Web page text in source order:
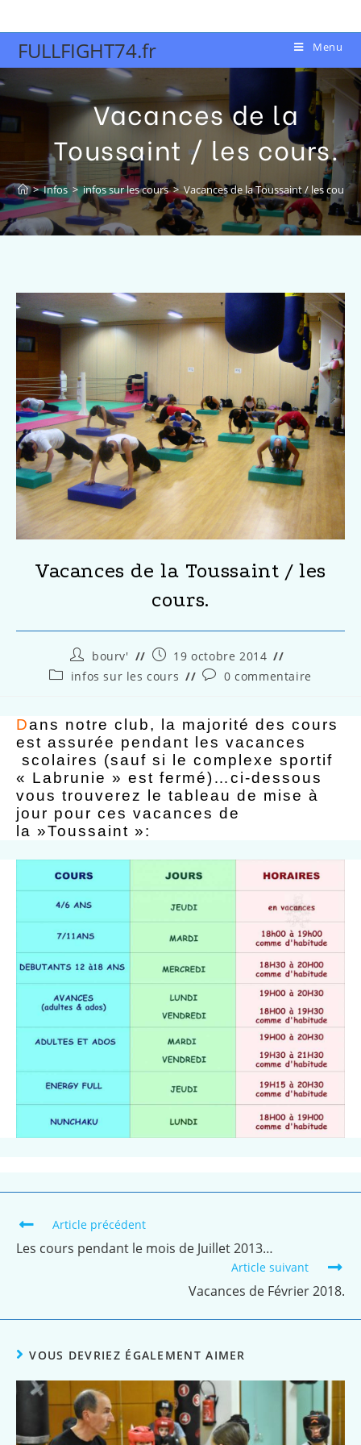
FULLFIGHT74.fr Menu
Vacances de la
Toussaint / les cours.
> Infos > infos sur les cours > Vacances de la Toussaint / les cours.
Vacances de la Toussaint / les
cours.
bourv'
19 octobre 2014
infos sur les cours
0 commentaire
Dans notre club, la majorité des cours
est assurée pendant les vacances
scolaires (sauf si le complexe sportif
« Labrunie » est fermé)…ci-dessous
vous trouverez le tableau de mise à
jour pour ces vacances de
la »Toussaint »:
Article précédent
Les cours pendant le mois de Juillet 2013…
Article suivant
Vacances de Février 2018.
VOUS DEVRIEZ ÉGALEMENT AIMER